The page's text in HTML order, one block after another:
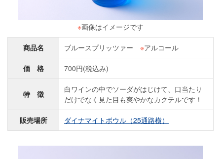
※画像はイメージです
商品名 ブルースプリッツァー ※アルコール
価 格 700円(税込み)
特 徴
白ワインの中でソーダがはじけて、口当たり
だけでなく見た目も爽やかなカクテルです！
販売場所 ダイナマイトボウル（25通路横）